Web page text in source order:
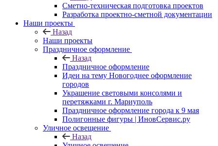
Сметно-техническая подготовка проектов
Разработка проектно-сметной документации
Наши проекты
Назад
Наши проекты
Праздничное оформление
Назад
Праздничное оформление
Идеи на тему Новогоднее оформление
городов
Украшение световыми консолями и
перетяжками г. Мариуполь
Праздничное оформление города к 9 мая
Полигонные фигуры | ИновСервис.ру
Уличное освещение
Назад